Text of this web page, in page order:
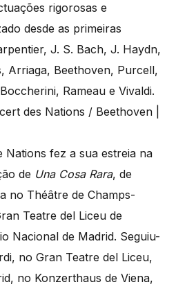
rigorosas e
desde as primeiras
J. S. Bach, J. Haydn,
Arriaga, Beethoven, Purcell,
Rameau e Vivaldi.
Nations fez a sua estreia na
de Una Cosa Rara, de
no Théâtre de Champs-
Teatre del Liceu de
Nacional de Madrid. Seguiu-
no Gran Teatre del Liceu,
no Konzerthaus de Viena,